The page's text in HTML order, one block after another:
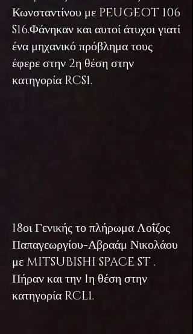
Κωνσταντίνου με PEUGEOT 106
S16.Φάνηκαν και αυτοί άτυχοι γιατί
ένα μηχανικό πρόβλημα τους
έφερε στην 2η θέση στην
κατηγορία RCS1.
18οι Γενικής το πλήρωμα Λοΐζος
Παπαγεωργίου-Αβραάμ Νικολάου
με MITSUBISHI SPACE ST .
Πήραν και την 1η θέση στην
κατηγορία RCL1.